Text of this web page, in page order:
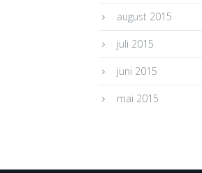
august 2015
juli 2015
juni 2015
mai 2015